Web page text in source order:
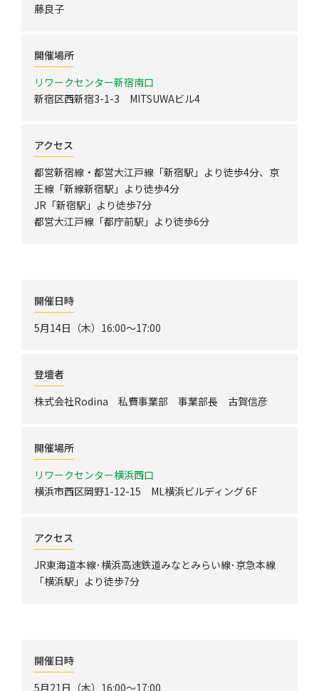
藤良子
開催場所
リワークセンター新宿南口
新宿区西新宿3-1-3 MITSUWAビル4
アクセス
都営新宿線・都営大江戸線「新宿駅」より徒歩4分、京
王線「新線新宿駅」より徒歩4分
JR「新宿駅」より徒歩7分
都営大江戸線「都庁前駅」より徒歩6分
開催日時
5月14日（木）16:00～17:00
登壇者
株式会社Rodina 私費事業部 事業部長 古賀信彦
開催場所
リワークセンター横浜西口
横浜市西区岡野1-12-15 ML横浜ビルディング 6F
アクセス
JR東海道本線･横浜高速鉄道みなとみらい線･京急本線
「横浜駅」より徒歩7分
開催日時
5月21日（木）16:00～17:00